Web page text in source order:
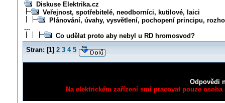
Diskuse Elektrika.cz
Veřejnost, spotřebitelé, neodborníci, kutilové, laici
Plánování, úvahy, vysvětlení, pochopení principu,
...
Co udělat proto aby nebyl u RD hromosvod?
Stran: [1] 2 3 4 5
Odpovědi
Na elektrickém zařízení smí pracovat pouze